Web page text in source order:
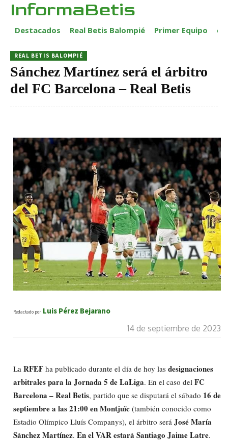
InformaBetis
Destacados Real Betis Balompié Primer Equipo
REAL BETIS BALOMPIÉ
Sánchez Martínez será el árbitro
del FC Barcelona – Real Betis
Redactado por Luis Pérez Bejarano
14 de septiembre de 2023
La RFEF ha publicado durante el día de hoy las designaciones
arbitrales para la Jornada 5 de LaLiga. En el caso del FC
Barcelona – Real Betis, partido que se disputará el sábado 16 de
septiembre a las 21:00 en Montjuïc (también conocido como
Estadio Olímpico Lluís Companys), el árbitro será José María
Sánchez Martínez. En el VAR estará Santiago Jaime Latre.